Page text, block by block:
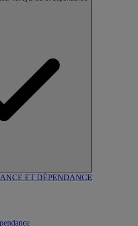
ET DÉPENDANCE